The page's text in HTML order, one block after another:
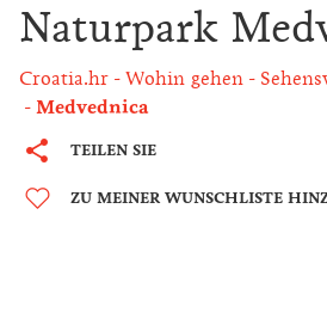
Naturpark
Croatia.hr Wohin gehen
Medvednica
TEILEN SIE
ZU MEINER WUNSCHLISTE